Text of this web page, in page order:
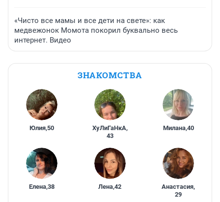
«Чисто все мамы и все дети на свете»: как
медвежонок Момота покорил буквально весь
интернет. Видео
ЗНАКОМСТВА
Юлия,50 ХуЛиГаНкА,
43
Милана,40
Елена,38 Лена,42 Анастасия,
29